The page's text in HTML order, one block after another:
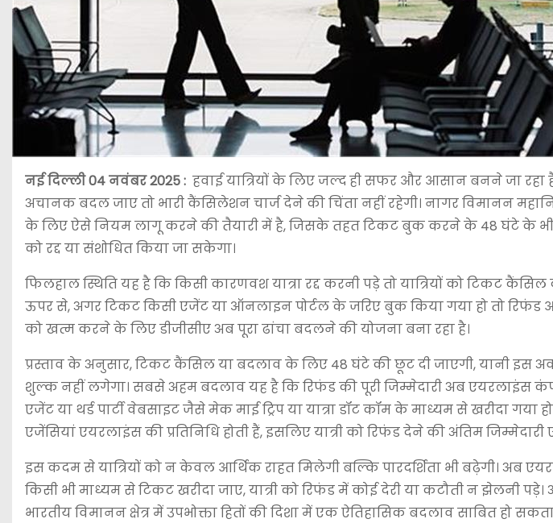
नई दिल्ली 04 नवंबर 2025: हवाई यात्रियों के लिए जल्द ही सफर और आसान बनने जा
अचानक बदल जाए तो भारी कैंसिलेशन चार्ज देने की चिंता नहीं रहेगी। नागर विमानन
के लिए ऐसे नियम लागू करने की तैयारी में है, जिसके तहत टिकट बुक करने के 48 घंटे के
को रद्द या संशोधित किया जा सकेगा।
फिलहाल स्थिति यह है कि किसी कारणवश यात्रा रद्द करनी पड़े तो यात्रियों को टिकट
ऊपर से, अगर टिकट किसी एजेंट या ऑनलाइन पोर्टल के जरिए बुक किया गया हो तो रिफंड
को खत्म करने के लिए डीजीसीए अब पूरा ढांचा बदलने की योजना बना रहा है।
प्रस्ताव के अनुसार, टिकट कैंसिल या बदलाव के लिए 48 घंटे की छूट दी जाएगी, यानी इस
शुल्क नहीं लगेगा। सबसे अहम बदलाव यह है कि रिफंड की पूरी जिम्मेदारी अब एयरलाइंस
एजेंट या थर्ड पार्टी वेबसाइट जैसे मेक माई ट्रिप या यात्रा डॉट कॉम के माध्यम से खरीदा गया
एजेंसियां एयरलाइंस की प्रतिनिधि होती हैं, इसलिए यात्री को रिफंड देने की अंतिम जिम्मेदारी
इस कदम से यात्रियों को न केवल आर्थिक राहत मिलेगी बल्कि पारदर्शिता भी बढ़ेगी। अब
किसी भी माध्यम से टिकट खरीदा जाए, यात्री को रिफंड में कोई देरी या कटौती न झेलनी पड़े।
भारतीय विमानन क्षेत्र में उपभोक्ता हितों की दिशा में एक ऐतिहासिक बदलाव साबित हो